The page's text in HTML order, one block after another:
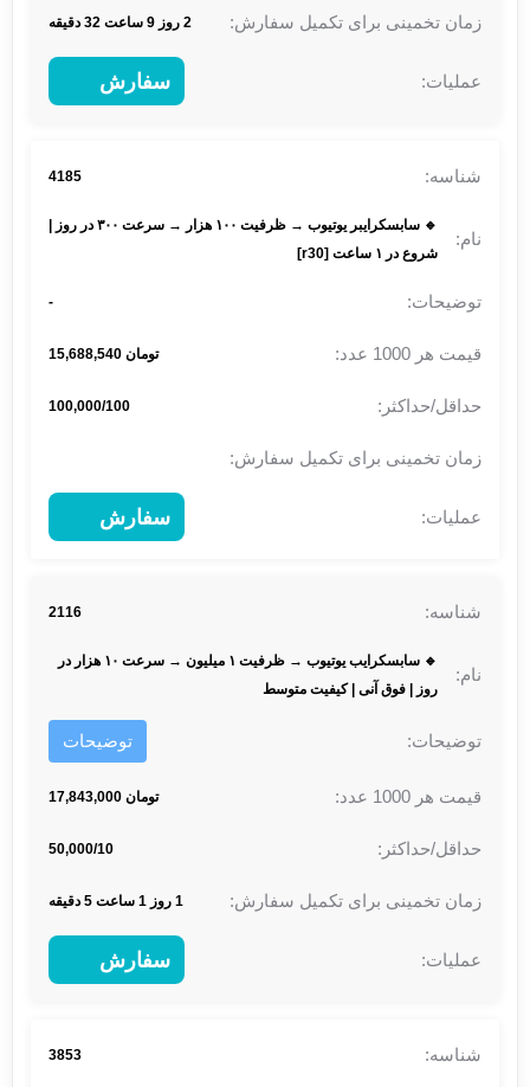
2 روز 9 ساعت 32 دقیقه
سفارش
4185
🔹 سابسکرایبر یوتیوب → ظرفیت ۱۰۰ هزار → سرعت ۳۰۰ در روز |
شروع در ۱ ساعت [r30]
-
تومان 15,688,540
100,000/100
سفارش
2116
🔹 سابسکرایب یوتیوب → ظرفیت ۱ میلیون → سرعت ۱۰ هزار در
روز | فوق آنی | کیفیت متوسط
توضیحات
تومان 17,843,000
50,000/10
1 روز 1 ساعت 5 دقیقه
سفارش
3853